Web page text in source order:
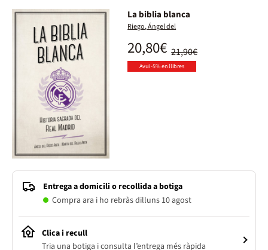
La biblia blanca
Riego, Ángel del
21,90€
20,80€
Avui -5% en llibres
Entrega a domicili o recollida a botiga
Compra ara i ho rebràs dilluns 10 agost
Clica i recull
Tria una botiga i consulta l’entrega més ràpida